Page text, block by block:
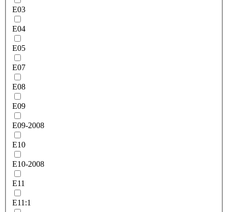
E03
E04
E05
E07
E08
E09
E09-2008
E10
E10-2008
E11
E11:1